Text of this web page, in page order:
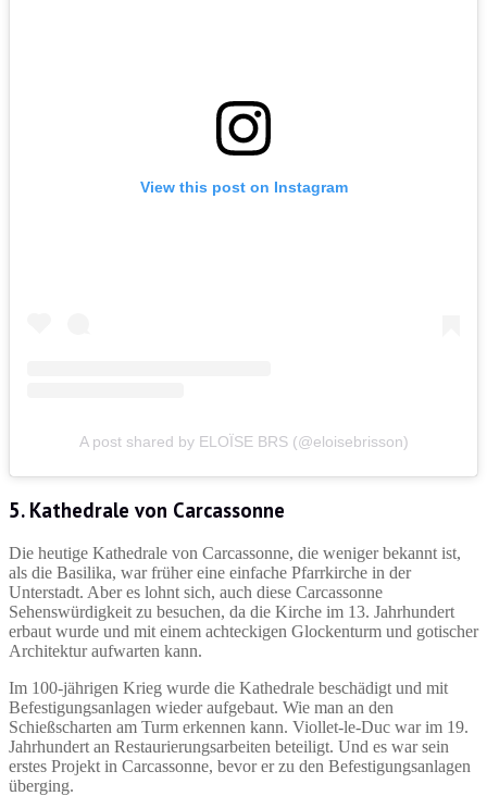
View this post on Instagram
A post shared by ELOÏSE BRS (@eloisebrisson)
5. Kathedrale von Carcassonne
Die heutige Kathedrale von Carcassonne, die weniger bekannt ist,
als die Basilika, war früher eine einfache Pfarrkirche in der
Unterstadt. Aber es lohnt sich, auch diese Carcassonne
Sehenswürdigkeit zu besuchen, da die Kirche im 13. Jahrhundert
erbaut wurde und mit einem achteckigen Glockenturm und gotischer
Architektur aufwarten kann.
Im 100-jährigen Krieg wurde die Kathedrale beschädigt und mit
Befestigungsanlagen wieder aufgebaut. Wie man an den
Schießscharten am Turm erkennen kann. Viollet-le-Duc war im 19.
Jahrhundert an Restaurierungsarbeiten beteiligt. Und es war sein
erstes Projekt in Carcassonne, bevor er zu den Befestigungsanlagen
überging.